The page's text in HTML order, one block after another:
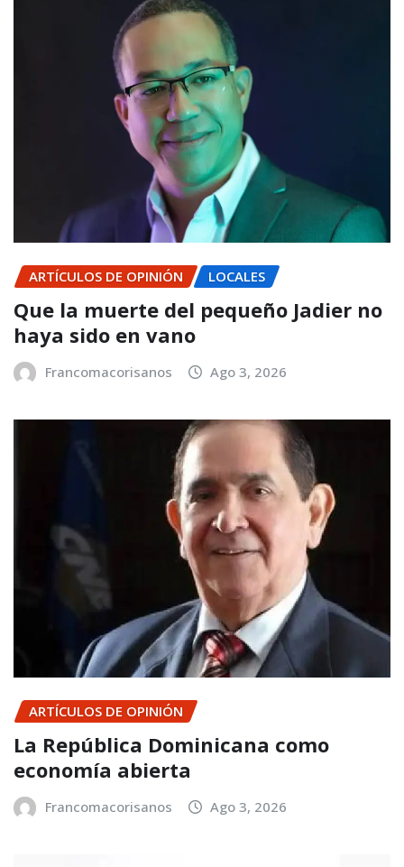
ARTÍCULOS DE OPINIÓN LOCALES
Que la muerte del pequeño Jadier no
haya sido en vano
Francomacorisanos Ago 3, 2026
ARTÍCULOS DE OPINIÓN
La República Dominicana como
economía abierta
Francomacorisanos Ago 3, 2026